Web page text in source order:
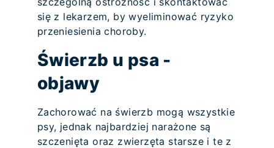
się z lekarzem, by wyeliminować ryzyko
przeniesienia choroby.
Świerzb u psa -
objawy
Zachorować na świerzb mogą wszystkie
psy, jednak najbardziej narażone są
szczenięta oraz zwierzęta starsze i te z